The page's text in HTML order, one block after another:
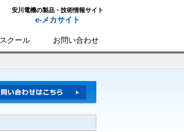
安川電機の製品・技術情報サイト
e-メカサイト
スクール お問い合わせ